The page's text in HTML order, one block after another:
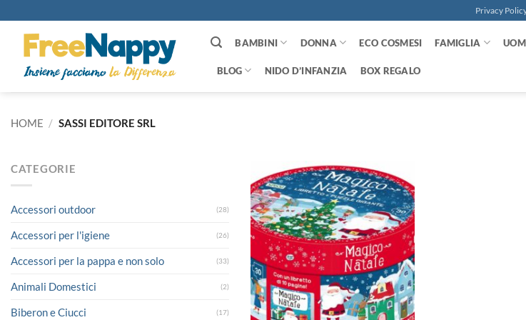
ai
contenuti
Privacy
BAMBINI DONNA ECO COSMESI FAMIGLIA
BLOG NIDO D’INFANZIA BOX REGALO
HOME / SASSI EDITORE SRL
CATEGORIE
Accessori outdoor (28)
Accessori per l'igiene (26)
Accessori per la pappa e non solo (33)
Animali Domestici (2)
Biberon e Ciucci (17)
Aggiungi
alla lista
dei
desideri